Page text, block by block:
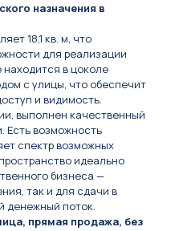
назначения в
18,1 кв. м, что
для реализации
в цоколе
с улицы, что обеспечит
и видимость.
выполнен качественный
Есть возможность
спектр возможных
идеально
бизнеса —
так и для сдачи в
денежный поток.
прямая продажа, без